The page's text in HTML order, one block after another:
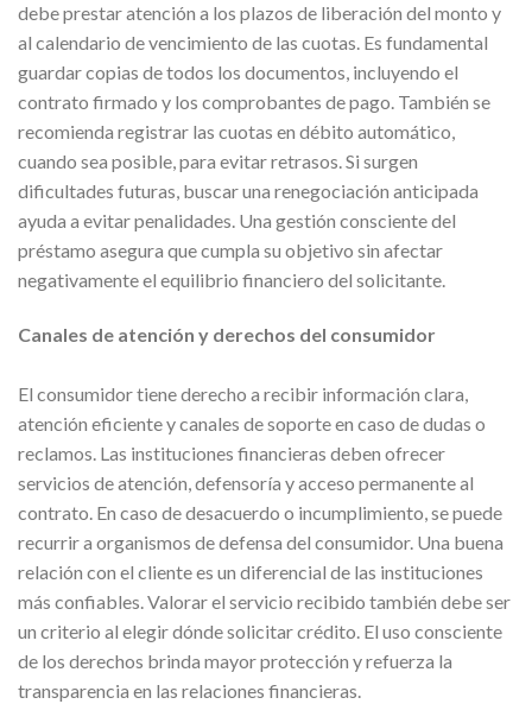
debe prestar atención a los plazos de liberación del monto y
al calendario de vencimiento de las cuotas. Es fundamental
guardar copias de todos los documentos, incluyendo el
contrato firmado y los comprobantes de pago. También se
recomienda registrar las cuotas en débito automático,
cuando sea posible, para evitar retrasos. Si surgen
dificultades futuras, buscar una renegociación anticipada
ayuda a evitar penalidades. Una gestión consciente del
préstamo asegura que cumpla su objetivo sin afectar
negativamente el equilibrio financiero del solicitante.
Canales de atención y derechos del consumidor
El consumidor tiene derecho a recibir información clara,
atención eficiente y canales de soporte en caso de dudas o
reclamos. Las instituciones financieras deben ofrecer
servicios de atención, defensoría y acceso permanente al
contrato. En caso de desacuerdo o incumplimiento, se puede
recurrir a organismos de defensa del consumidor. Una buena
relación con el cliente es un diferencial de las instituciones
más confiables. Valorar el servicio recibido también debe ser
un criterio al elegir dónde solicitar crédito. El uso consciente
de los derechos brinda mayor protección y refuerza la
transparencia en las relaciones financieras.